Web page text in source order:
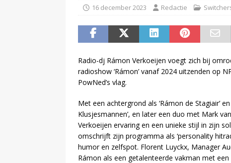
16 december 2023 Redactie
Radio-dj Rámon Verkoeijen voegt zich bij
radioshow ‘Rámon’ vanaf 2024 uitzenden op
PowNed’s vlag.
Met een achtergrond als ‘Rámon de Stagiair’
Klusjesmannen’, en later een duo met Mark
Verkoeijen ervaring en een unieke stijl in zijn
omschrijft zijn programma als ‘personality
humor en zelfspot. Florent Luyckx, Manager
Rámon als een getalenteerde vakman met